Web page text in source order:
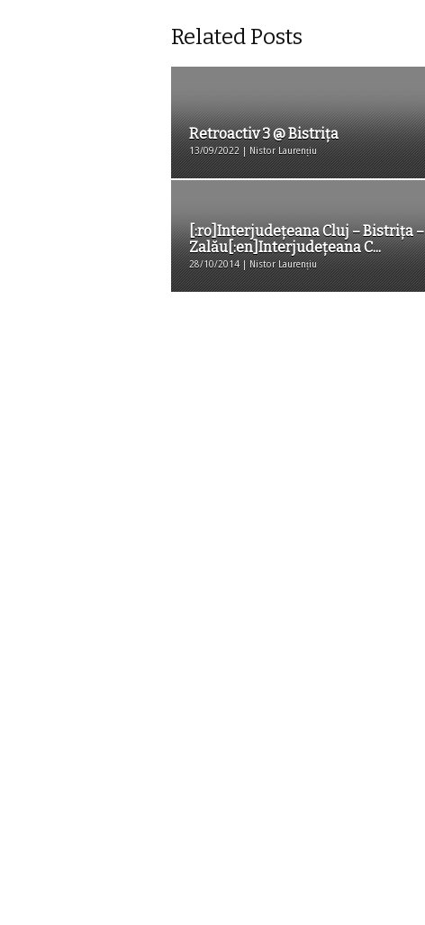
Related Posts
Retroactiv 3 @ Bistriţa
13/09/2022 | Nistor Laurențiu
[:ro]Interjudeţeana Cluj – Bistriţa –
Zalău[:en]Interjudeţeana C...
28/10/2014 | Nistor Laurențiu